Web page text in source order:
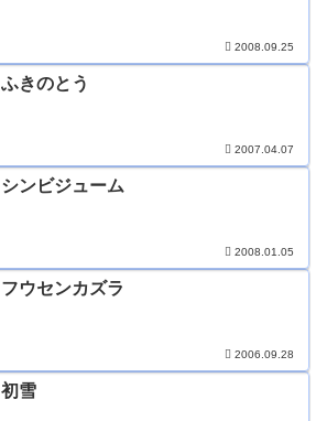
2008.09.25
ふきのとう
2007.04.07
シンビジューム
2008.01.05
フウセンカズラ
2006.09.28
初雪